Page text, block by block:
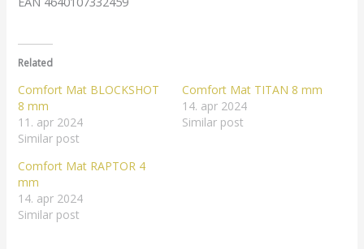
Related
Comfort Mat BLOCKSHOT
8 mm
11. apr 2024
Similar post
Comfort Mat TITAN 8 mm
14. apr 2024
Similar post
Comfort Mat RAPTOR 4
mm
14. apr 2024
Similar post